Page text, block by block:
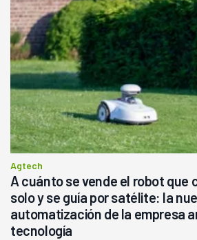
Agtech
A cuánto se vende el robot que
solo y se guía por satélite: la
automatización de la empresa
tecnología